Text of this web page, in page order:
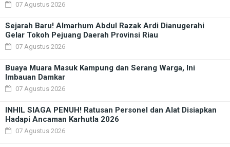
07 Agustus 2026
Sejarah Baru! Almarhum Abdul Razak Ardi Dianugerahi
Gelar Tokoh Pejuang Daerah Provinsi Riau
07 Agustus 2026
Buaya Muara Masuk Kampung dan Serang Warga, Ini
Imbauan Damkar
07 Agustus 2026
INHIL SIAGA PENUH! Ratusan Personel dan Alat Disiapkan
Hadapi Ancaman Karhutla 2026
07 Agustus 2026